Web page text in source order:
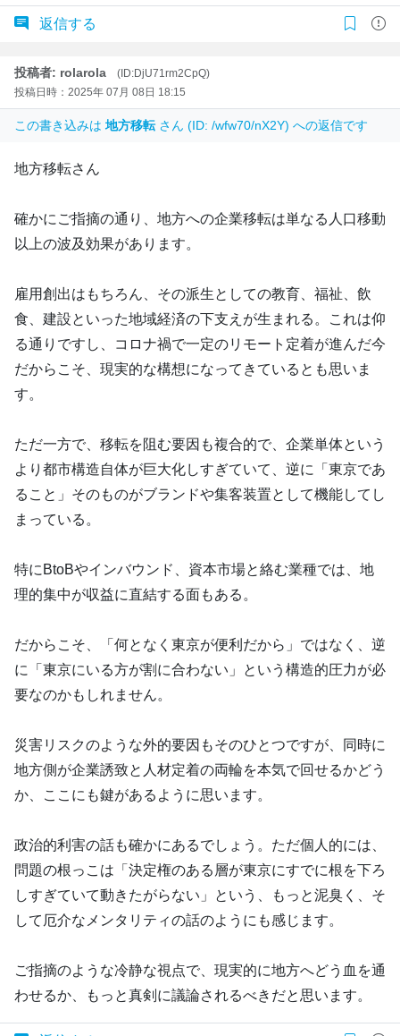
返信する
投稿者: rolarola
(ID:DjU71rm2CpQ)
投稿日時：2025年 07月 08日 18:15
この書き込みは 地方移転 さん (ID: /wfw70/nX2Y) への返信です
地方移転さん
確かにご指摘の通り、地方への企業移転は単なる人口移動
以上の波及効果があります。
雇用創出はもちろん、その派生としての教育、福祉、飲
食、建設といった地域経済の下支えが生まれる。これは仰
る通りですし、コロナ禍で一定のリモート定着が進んだ今
だからこそ、現実的な構想になってきているとも思いま
す。
ただ一方で、移転を阻む要因も複合的で、企業単体という
より都市構造自体が巨大化しすぎていて、逆に「東京であ
ること」そのものがブランドや集客装置として機能してし
まっている。
特にBtoBやインバウンド、資本市場と絡む業種では、地
理的集中が収益に直結する面もある。
だからこそ、「何となく東京が便利だから」ではなく、逆
に「東京にいる方が割に合わない」という構造的圧力が必
要なのかもしれません。
災害リスクのような外的要因もそのひとつですが、同時に
地方側が企業誘致と人材定着の両輪を本気で回せるかどう
か、ここにも鍵があるように思います。
政治的利害の話も確かにあるでしょう。ただ個人的には、
問題の根っこは「決定権のある層が東京にすでに根を下ろ
しすぎていて動きたがらない」という、もっと泥臭く、そ
して厄介なメンタリティの話のようにも感じます。
ご指摘のような冷静な視点で、現実的に地方へどう血を通
わせるか、もっと真剣に議論されるべきだと思います。